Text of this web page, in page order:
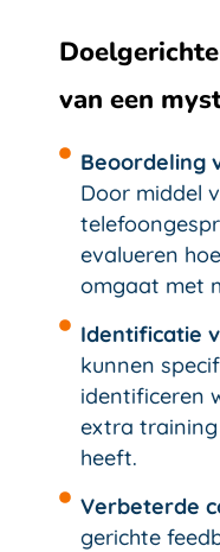
van een
Beoordeling
Door middel
evalueren
omgaat met
Identificatie
kunnen
identificeren
extra
heeft.
Verbeterde
gerichte